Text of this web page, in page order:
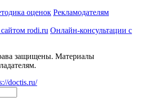
оценок Рекламодателям
rodi.ru Онлайн-консультации с
защищены. Материалы
doctis.ru/